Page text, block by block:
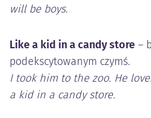
will be boys.
Like a kid in a candy store –
podekscytowanym czymś.
I took him to the zoo. He
a kid in a candy store.